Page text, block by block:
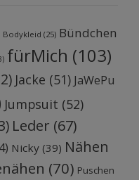
Bodykleid (25) Bündchen
fürMich (103)
Jacke (51) JaWePu
Jumpsuit (52)
Leder (67)
Nicky (39) Nähen
(70) Puschen